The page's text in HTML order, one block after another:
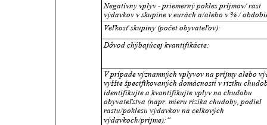
Negatívny vplyv - priemerný pokles príjmov/ rast
výdavkov v skupine v eurách a/alebo v % /
Veľkosť skupiny (počet obyvateľov):
Dôvod chýbajúcej kvantifikácie:
V prípade významných vplyvov na príjmy alebo
vyššie špecifikovaných domácností v riziku
identifikujte a kvantifikujte vplyv na chudobu
obyvateľstva (napr. mieru rizika chudoby, podiel
rastu/poklesu výdavkov na celkových
výdavkoch/príjme):“